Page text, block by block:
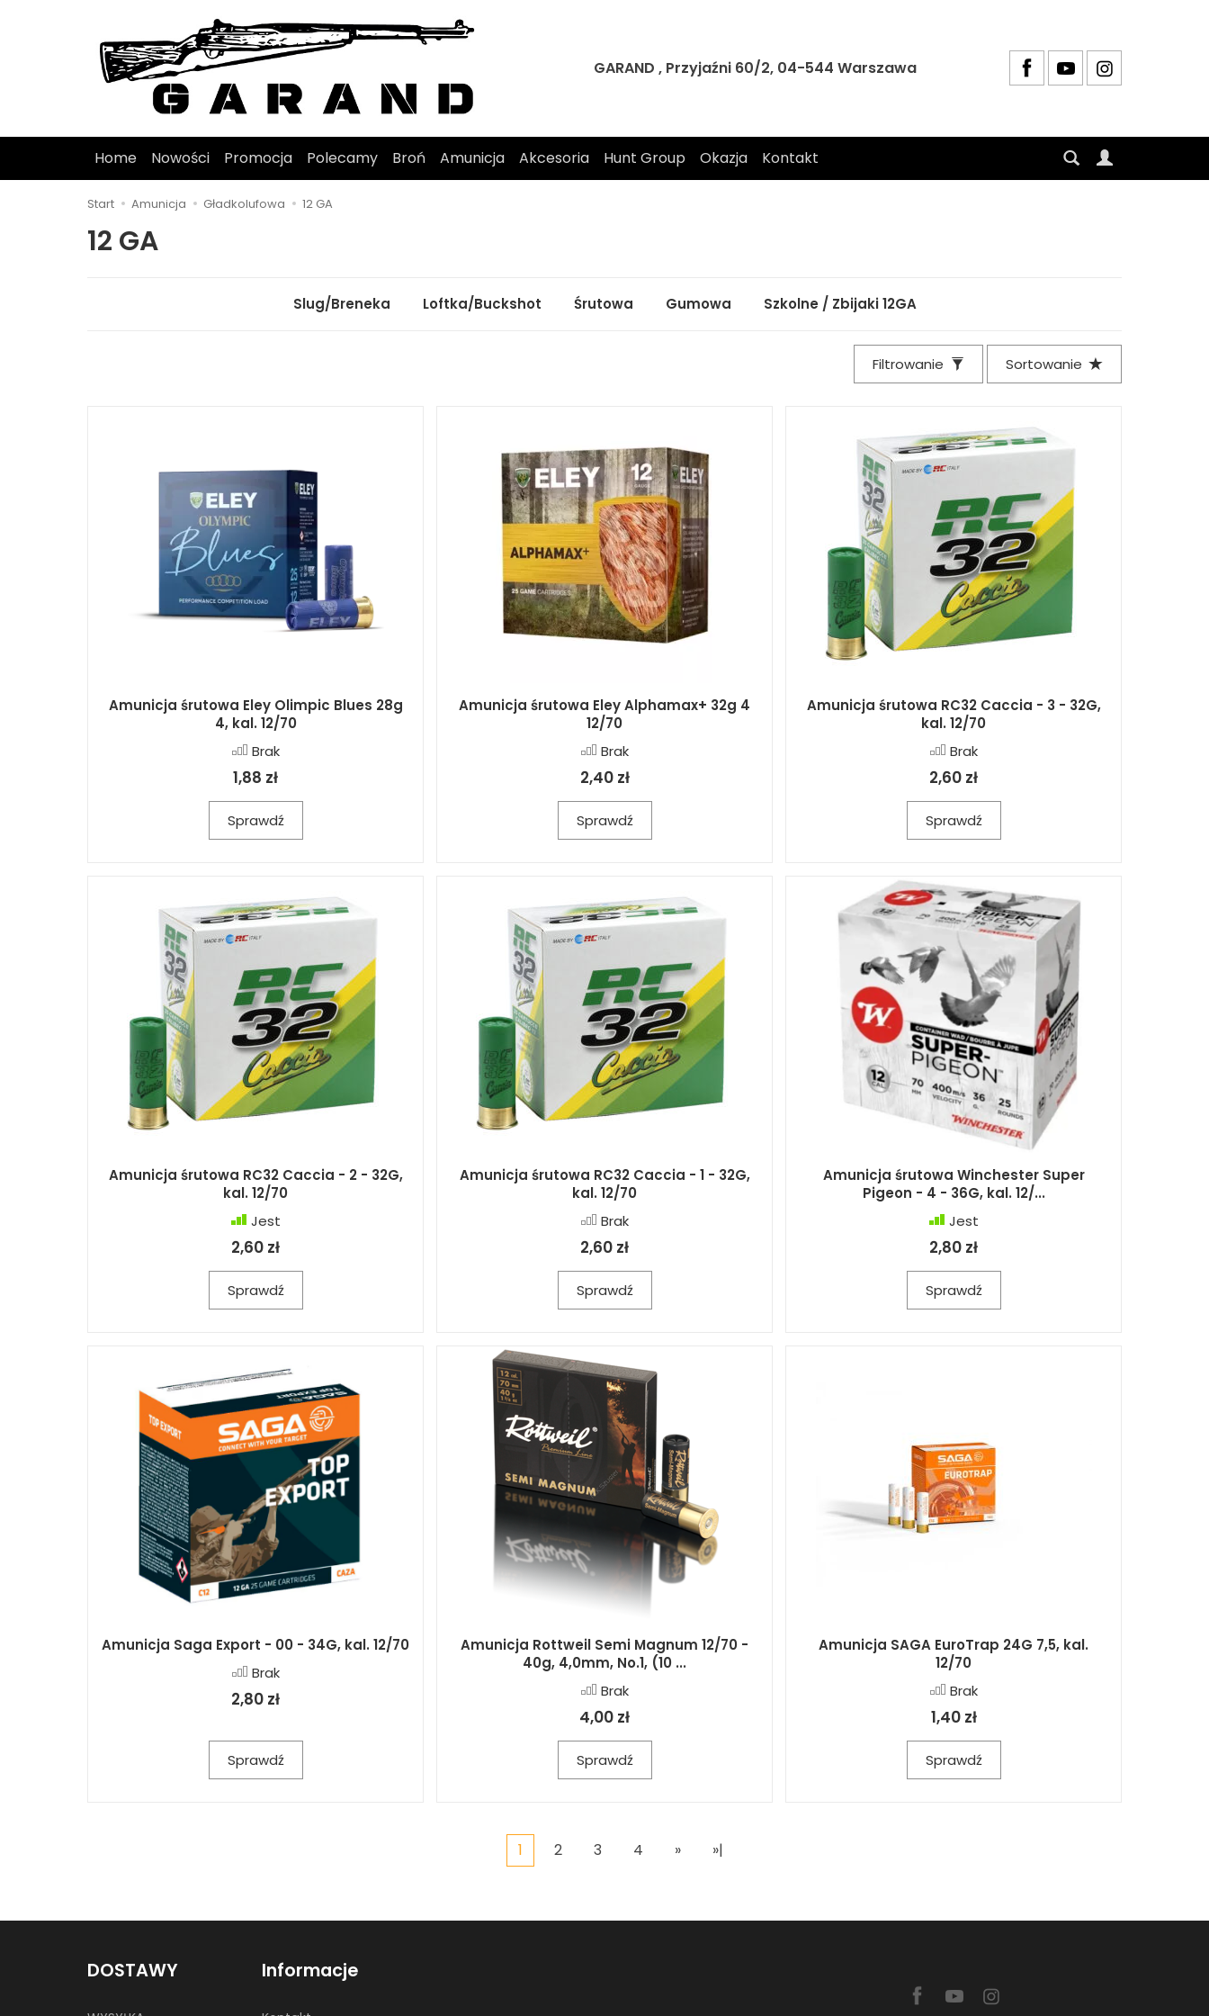
GARAND , Przyjaźni 60/2, 04-544 Warszawa
Home Nowości Promocja Polecamy Broń Amunicja Akcesoria Hunt Group Okazja Kontakt
Start Amunicja Gładkolufowa 12 GA
12 GA
Slug/Breneka Loftka/Buckshot Śrutowa Gumowa Szkolne / Zbijaki 12GA
Filtrowanie Sortowanie
Amunicja śrutowa Eley Olimpic Blues 28g
4, kal. 12/70
Brak
1,88 zł
Sprawdź
Amunicja śrutowa Eley Alphamax+ 32g 4
12/70
Brak
2,40 zł
Sprawdź
Amunicja śrutowa RC32 Caccia - 3 - 32G,
kal. 12/70
Brak
2,60 zł
Sprawdź
Amunicja śrutowa RC32 Caccia - 2 - 32G,
kal. 12/70
Jest
2,60 zł
Sprawdź
Amunicja śrutowa RC32 Caccia - 1 - 32G,
kal. 12/70
Brak
2,60 zł
Sprawdź
Amunicja śrutowa Winchester Super
Pigeon - 4 - 36G, kal. 12/...
Jest
2,80 zł
Sprawdź
Amunicja Saga Export - 00 - 34G, kal. 12/70
Brak
2,80 zł
Sprawdź
Amunicja Rottweil Semi Magnum 12/70 -
40g, 4,0mm, No.1, (10 ...
Brak
4,00 zł
Sprawdź
Amunicja SAGA EuroTrap 24G 7,5, kal.
12/70
Brak
1,40 zł
Sprawdź
1 2 3 4 » »|
DOSTAWY Informacje